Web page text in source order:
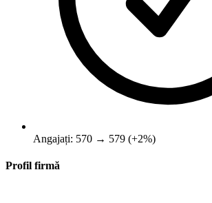
Angajați: 570 → 579 (+2%)
Profil firmă